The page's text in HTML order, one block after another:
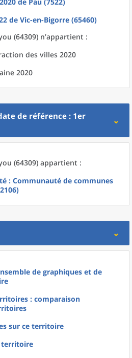
de Vic-en-Bigorre (65460)
(64309) n’appartient :
des villes 2020
2020
de référence : 1er
(64309) appartient :
: Communauté de communes
de graphiques et de
: comparaison
sur ce territoire
territoire